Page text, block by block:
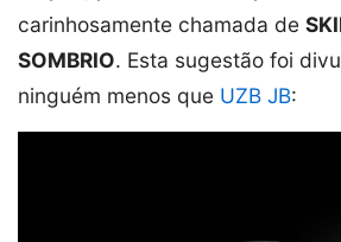
carinhosamente chamada de
SOMBRIO. Esta sugestão foi
ninguém menos que UZB JB: